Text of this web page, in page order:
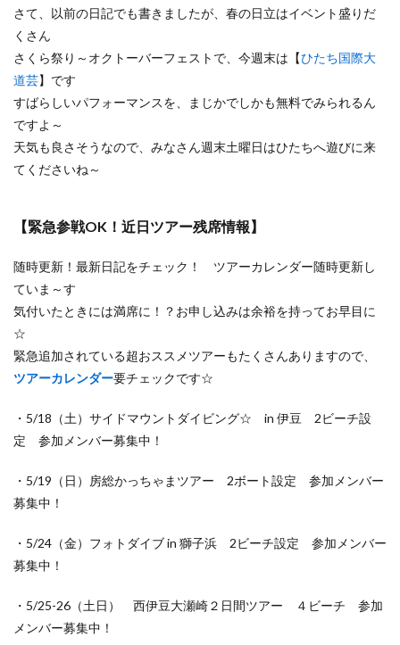
さて、以前の日記でも書きましたが、春の日立はイベント盛りだ
くさん
さくら祭り～オクトーバーフェストで、今週末は【ひたち国際大
道芸】です
すばらしいパフォーマンスを、まじかでしかも無料でみられるん
ですよ～
天気も良さそうなので、みなさん週末土曜日はひたちへ遊びに来
てくださいね～
【緊急参戦OK！近日ツアー残席情報】
随時更新！最新日記をチェック！ ツアーカレンダー随時更新し
ていま～す
気付いたときには満席に！？お申し込みは余裕を持ってお早目に
☆
緊急追加されている超おススメツアーもたくさんありますので、
ツアーカレンダー要チェックです☆
・5/18（土）サイドマウントダイビング☆ in 伊豆 2ビーチ設
定 参加メンバー募集中！
・5/19（日）房総かっちゃまツアー 2ボート設定 参加メンバー
募集中！
・5/24（金）フォトダイブ in 獅子浜 2ビーチ設定 参加メンバー
募集中！
・5/25-26（土日） 西伊豆大瀬崎２日間ツアー ４ビーチ 参加
メンバー募集中！